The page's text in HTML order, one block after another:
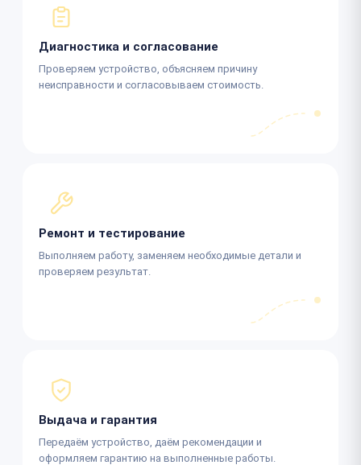
Диагностика и согласование
Проверяем устройство, объясняем причину
неисправности и согласовываем стоимость.
Ремонт и тестирование
Выполняем работу, заменяем необходимые детали и
проверяем результат.
Выдача и гарантия
Передаём устройство, даём рекомендации и
оформляем гарантию на выполненные работы.